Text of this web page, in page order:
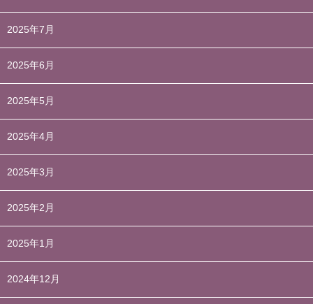
2025年7月
2025年6月
2025年5月
2025年4月
2025年3月
2025年2月
2025年1月
2024年12月